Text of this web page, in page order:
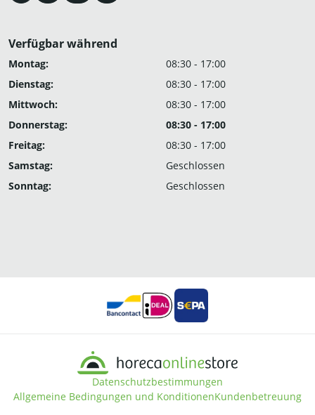
Verfügbar während
Montag:
08:30 - 17:00
Dienstag:
08:30 - 17:00
Mittwoch:
08:30 - 17:00
Donnerstag:
08:30 - 17:00
Freitag:
08:30 - 17:00
Samstag:
Geschlossen
Sonntag:
Geschlossen
Datenschutzbestimmungen
Allgemeine Bedingungen und KonditionenKundenbetreuung